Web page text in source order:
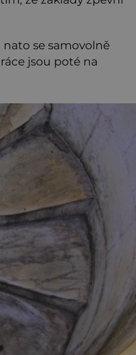
se samovolně
jsou poté na